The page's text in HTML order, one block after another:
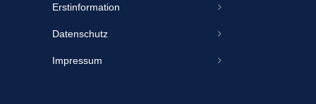
Erstinformation
Datenschutz
Impressum